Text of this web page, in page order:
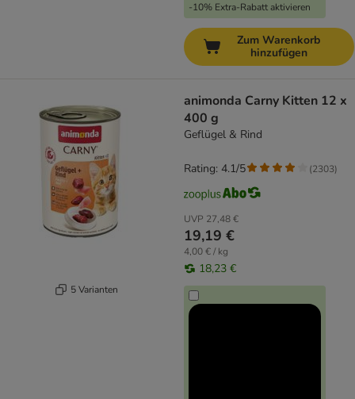
-10% Extra-Rabatt aktivieren
Zum Warenkorb
hinzufügen
5 Varianten
animonda Carny Kitten 12 x
400 g
Geflügel & Rind
UVP 27,48 €
19,19 €
4,00 € / kg
18,23 €
Rating: 4.1/5 (2303)